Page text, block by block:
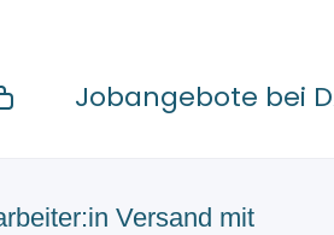
Jobangebote bei
Versand mit